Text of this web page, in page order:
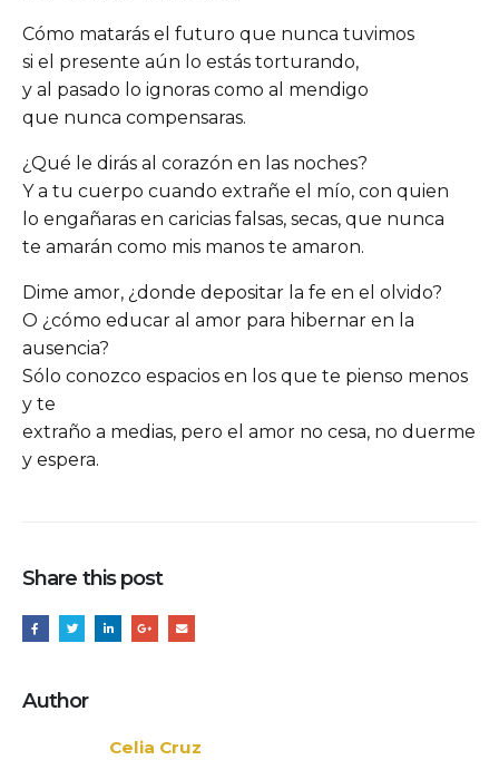
Cómo matarás el futuro que nunca tuvimos
si el presente aún lo estás torturando,
y al pasado lo ignoras como al mendigo
que nunca compensaras.
¿Qué le dirás al corazón en las noches?
Y a tu cuerpo cuando extrañe el mío, con quien
lo engañaras en caricias falsas, secas, que nunca
te amarán como mis manos te amaron.
Dime amor, ¿donde depositar la fe en el olvido?
O ¿cómo educar al amor para hibernar en la
ausencia?
Sólo conozco espacios en los que te pienso menos
y te
extraño a medias, pero el amor no cesa, no duerme
y espera.
Share this post
Author
Celia Cruz